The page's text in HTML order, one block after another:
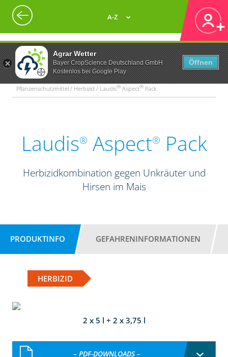
Agrar Wetter
Bayer CropScience Deutschland GmbH
Kostenlos bei Google Play
Öffnen
A-Z
Pflanzenschutzmittel / Herbizid / Laudis® Aspect® Pack
Laudis® Aspect® Pack
Herbizidkombination gegen Unkräuter und
Hirsen im Mais
PRODUKTINFO GEFAHRENINFORMATIONEN
HERBIZID
2 x 5 l + 2 x 3,75 l
– PDF-DOWNLOADS –